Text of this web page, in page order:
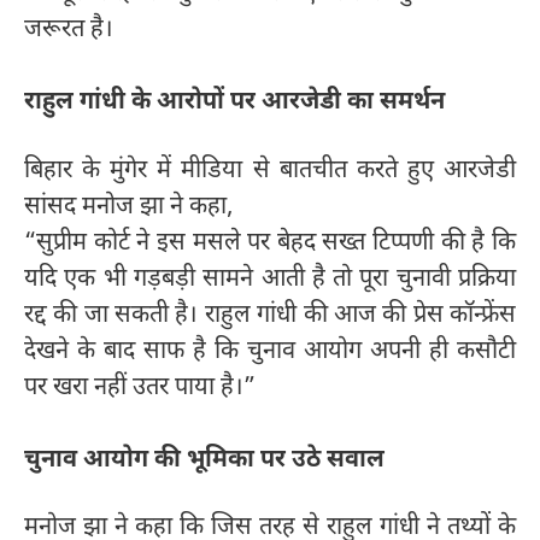
जरूरत है।
राहुल गांधी के आरोपों पर आरजेडी का समर्थन
बिहार के मुंगेर में मीडिया से बातचीत करते हुए आरजेडी
सांसद मनोज झा ने कहा,
“सुप्रीम कोर्ट ने इस मसले पर बेहद सख्त टिप्पणी की है कि
यदि एक भी गड़बड़ी सामने आती है तो पूरा चुनावी प्रक्रिया
रद्द की जा सकती है। राहुल गांधी की आज की प्रेस कॉन्फ्रेंस
देखने के बाद साफ है कि चुनाव आयोग अपनी ही कसौटी
पर खरा नहीं उतर पाया है।”
चुनाव आयोग की भूमिका पर उठे सवाल
मनोज झा ने कहा कि जिस तरह से राहुल गांधी ने तथ्यों के